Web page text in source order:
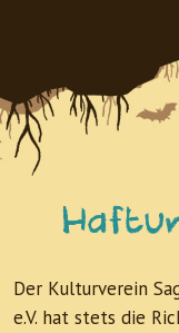
Der Kulturverein
e.V. hat stets die